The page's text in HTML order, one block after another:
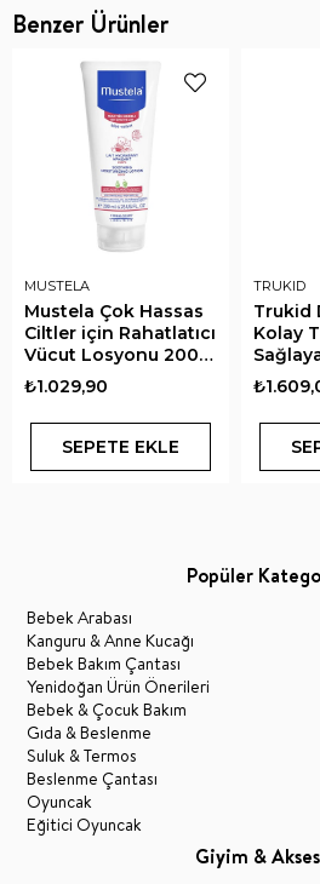
Benzer Ürünler
MUSTELA
Mustela Çok Hassas
Ciltler için Rahatlatıcı
Vücut Losyonu 200
ml
₺1.029,90
SEPETE EKLE
TRUKID
Trukid
Kolay
Sprey
Popüler
Bebek Arabası
Kanguru & Anne Kucağı
Bebek Bakım Çantası
Yenidoğan Ürün Önerileri
Bebek & Çocuk Bakım
Gıda & Beslenme
Suluk & Termos
Beslenme Çantası
Oyuncak
Eğitici Oyuncak
Giyim &